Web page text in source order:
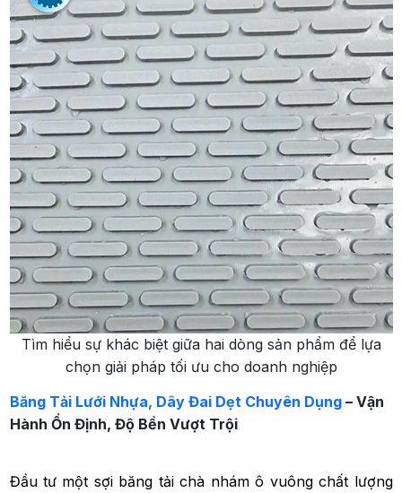
Tìm hiểu sự khác biệt giữa hai dòng sản phẩm để lựa
chọn giải pháp tối ưu cho doanh nghiệp
Băng Tải Lưới Nhựa, Dây Đai Dẹt Chuyên Dụng– Vận
Hành Ổn Định, Độ Bền Vượt Trội
Đầu tư một sợi băng tải chà nhám ô vuông chất lượng